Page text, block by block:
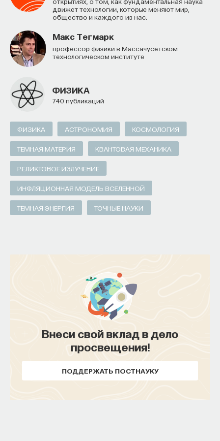
движет технологии, которые меняют мир,
общество и каждого из нас.
Макс Тегмарк
профессор физики в Массачусетском
технологическом институте
ФИЗИКА
740 публикаций
ФИЗИКА АСТРОНОМИЯ КОСМОЛОГИЯ
ТЕМНАЯ МАТЕРИЯ КВАНТОВАЯ МЕХАНИКА
РЕЛИКТОВОЕ ИЗЛУЧЕНИЕ
ИНФЛЯЦИОННАЯ МОДЕЛЬ ВСЕЛЕННОЙ
ТЕМНАЯ ЭНЕРГИЯ ТОЧНЫЕ НАУКИ
Внеси свой вклад в дело
просвещения!
ПОДДЕРЖАТЬ ПОСТНАУКУ